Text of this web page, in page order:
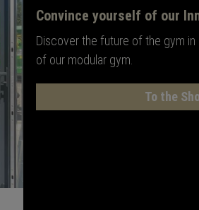
Convince yourself of our
Discover the future of the gym
of our modular gym.
To the